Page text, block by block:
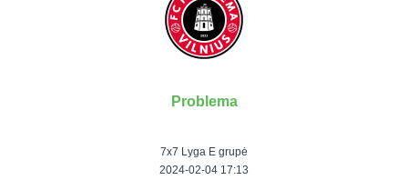
VRFS Futsal
Visi turnyrai
futbolas
Problema
7x7 Lyga E grupė
2024-02-04 17:13